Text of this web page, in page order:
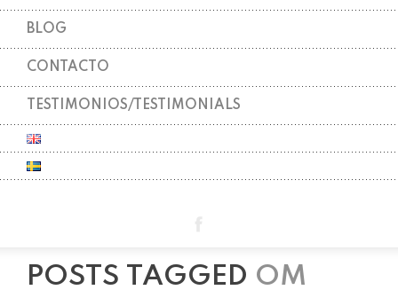
BLOG
CONTACTO
TESTIMONIOS/TESTIMONIALS
POSTS TAGGED OM